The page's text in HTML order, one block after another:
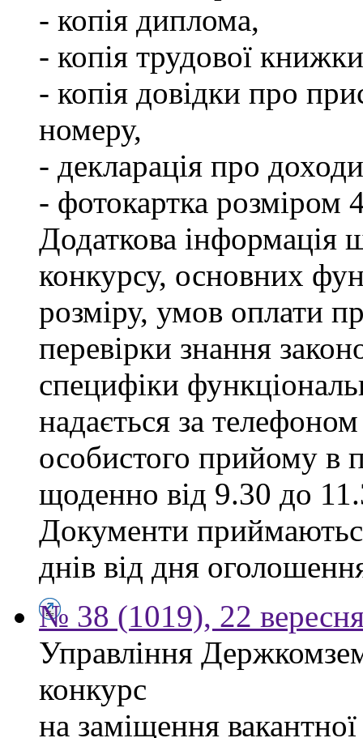
- копія диплома,
- копія трудової
- копія довідки про
номеру,
- декларація про
- фотокартка розміром
Додаткова інформація
конкурсу, основних
розміру, умов оплати
перевірки знання
специфіки
надається за
особистого прийому в
щоденно від 9.30 до
Документи
днів від дня
№ 38 (1019), 22
Управління
конкурс
на заміщення